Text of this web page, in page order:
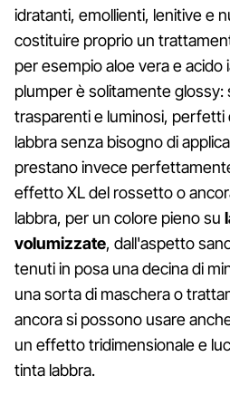
idratanti, emollienti, lenitive e
costituire proprio un
per esempio aloe vera e acido
plumper è solitamente
trasparenti e luminosi, perfetti
labbra senza bisogno di
prestano invece
effetto XL del rossetto o
labbra, per un colore pieno su
volumizzate, dall'aspetto
tenuti in posa una decina di
una sorta di maschera o
ancora si possono usare
un effetto tridimensionale e
tinta labbra.